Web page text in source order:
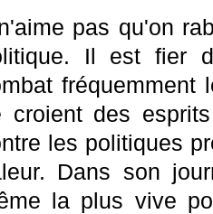
pas qu'on
Il est fier
croient des
les politiques
Dans son
la plus vive